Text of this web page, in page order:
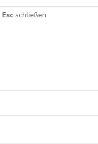
Esc schließen.